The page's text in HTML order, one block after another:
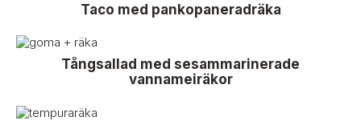
Taco med pankopaneradräka
Tångsallad med sesammarinerade
vannameiräkor